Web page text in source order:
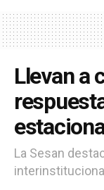
Llevan a
La Sesan